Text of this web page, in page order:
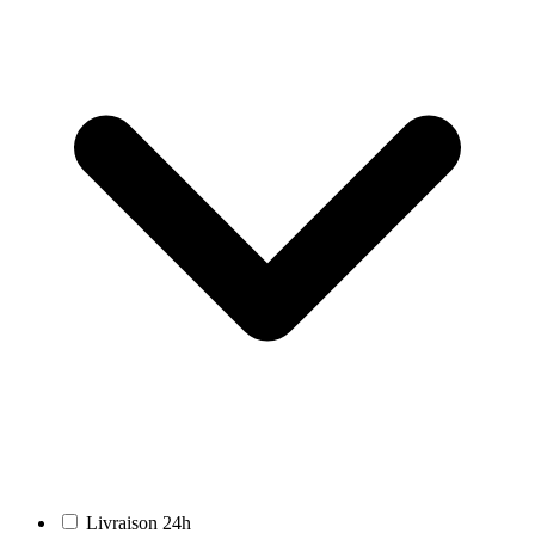
Livraison 24h